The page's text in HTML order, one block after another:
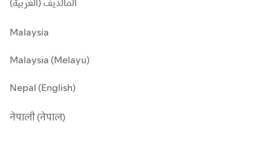
المالديف (العربية)
Malaysia
Malaysia (Melayu)
Nepal (English)
नेपाली (नेपाल)